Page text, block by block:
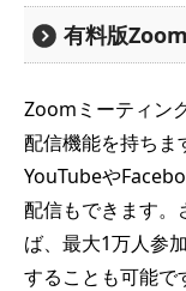
有料版
Zoomミーティン
配信機能を持ちま
YouTubeや
配信もできます。
ば、最大1万人参
することも可能で